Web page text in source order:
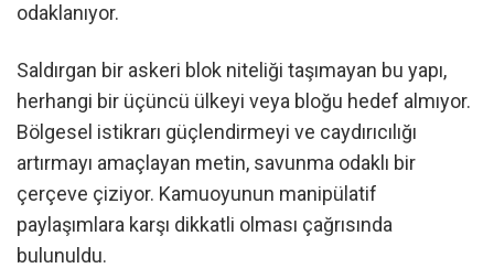
odaklanıyor.
Saldırgan bir askeri blok niteliği taşımayan bu yapı,
herhangi bir üçüncü ülkeyi veya bloğu hedef almıyor.
Bölgesel istikrarı güçlendirmeyi ve caydırıcılığı
artırmayı amaçlayan metin, savunma odaklı bir
çerçeve çiziyor. Kamuoyunun manipülatif
paylaşımlara karşı dikkatli olması çağrısında
bulunuldu.